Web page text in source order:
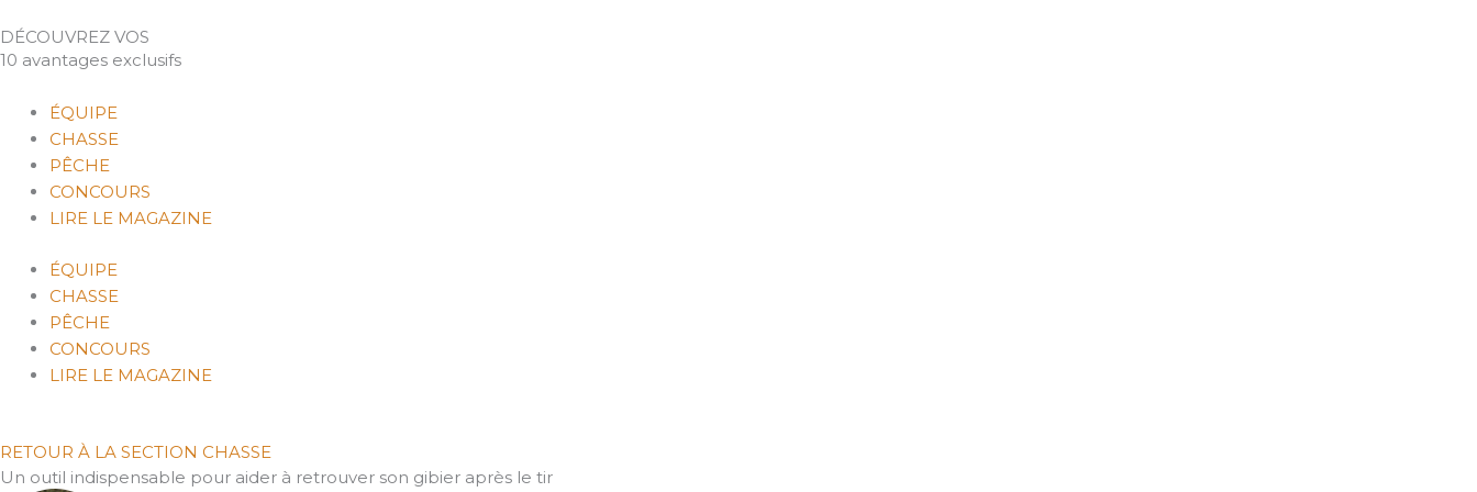
au
contenu
DÉCOUVREZ VOS
10 avantages exclusifs
ÉQUIPE
CHASSE
PÊCHE
CONCOURS
LIRE LE MAGAZINE
ÉQUIPE
CHASSE
PÊCHE
CONCOURS
LIRE LE MAGAZINE
RETOUR À LA SECTION CHASSE
Un outil indispensable pour aider à retrouver son gibier après le tir